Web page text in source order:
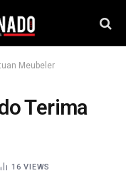
Meubeler
Terima
16VIEWS